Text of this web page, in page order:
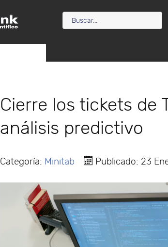
Cierre los tickets de
análisis predictivo
Categoría: Minitab Publicado: 23